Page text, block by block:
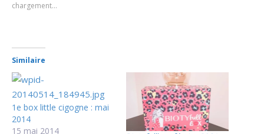
chargement…
Similaire
1e box little cigogne : mai
2014
15 mai 2014